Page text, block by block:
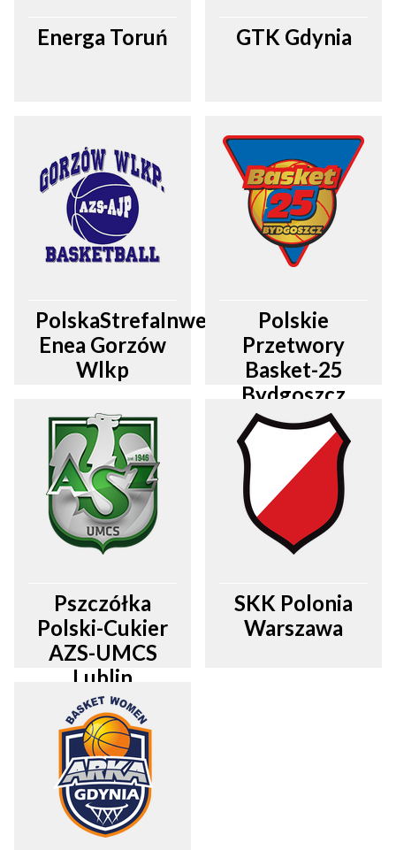
Energa Toruń GTK Gdynia
PolskaStrefaInwestycji
Enea Gorzów
Wlkp
Polskie
Przetwory
Basket-25
Bydgoszcz
Pszczółka
Polski-Cukier
AZS-UMCS
Lublin
SKK Polonia
Warszawa